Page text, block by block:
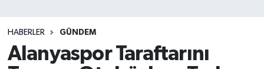
HABERLER GÜNDEM
Alanyaspor Taraftarını